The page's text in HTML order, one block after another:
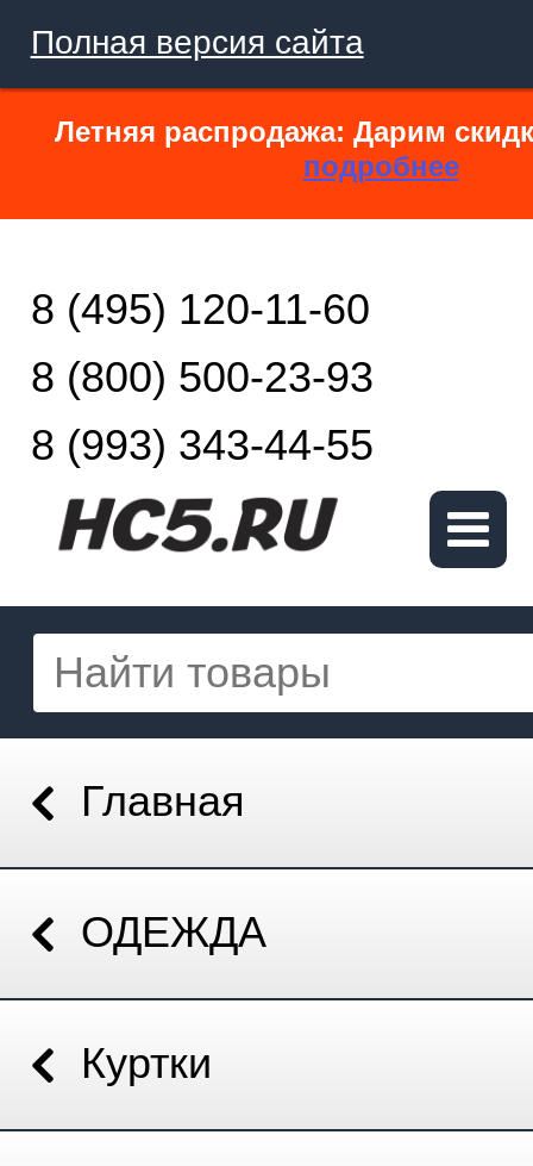
Полная версия сайта
Летняя распродажа: Дарим
подробнее
8 (495) 120-11-60
8 (800) 500-23-93
8 (993) 343-44-55
Главная
ОДЕЖДА
Куртки